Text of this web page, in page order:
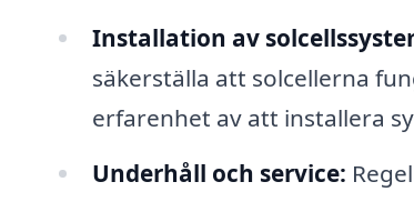
Installation av
säkerställa att solcellerna
erfarenhet av att installera
Underhåll och service: